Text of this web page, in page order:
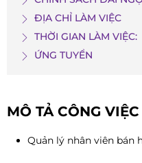
ĐỊA CHỈ LÀM VIỆC
THỜI GIAN LÀM VIỆC:
ỨNG TUYỂN
MÔ TẢ CÔNG VIỆC
Quản lý nhân viên bán